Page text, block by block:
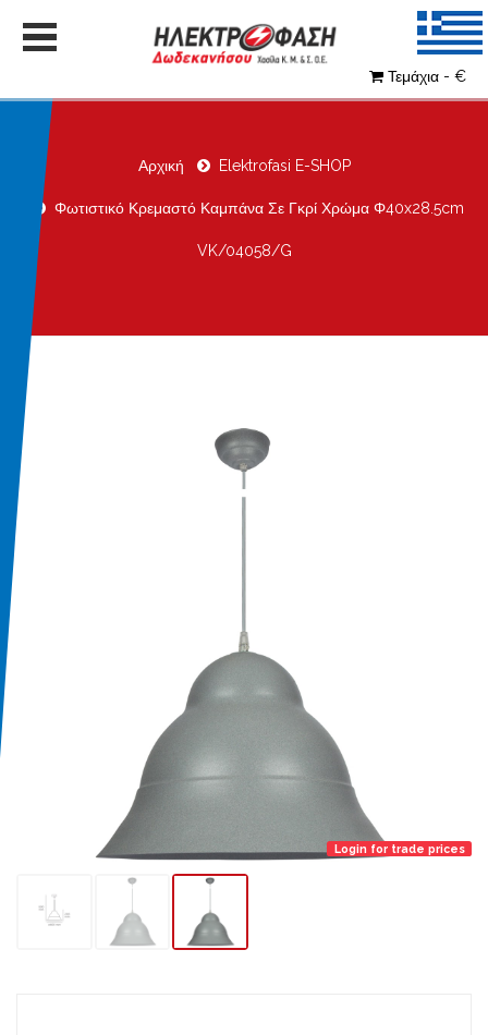
Τεμάχια - €
Αρχική Elektrofasi E-SHOP
Φωτιστικό Κρεμαστό Καμπάνα Σε Γκρί Χρώμα Φ40x28.5cm
VK/04058/G
Login for trade prices